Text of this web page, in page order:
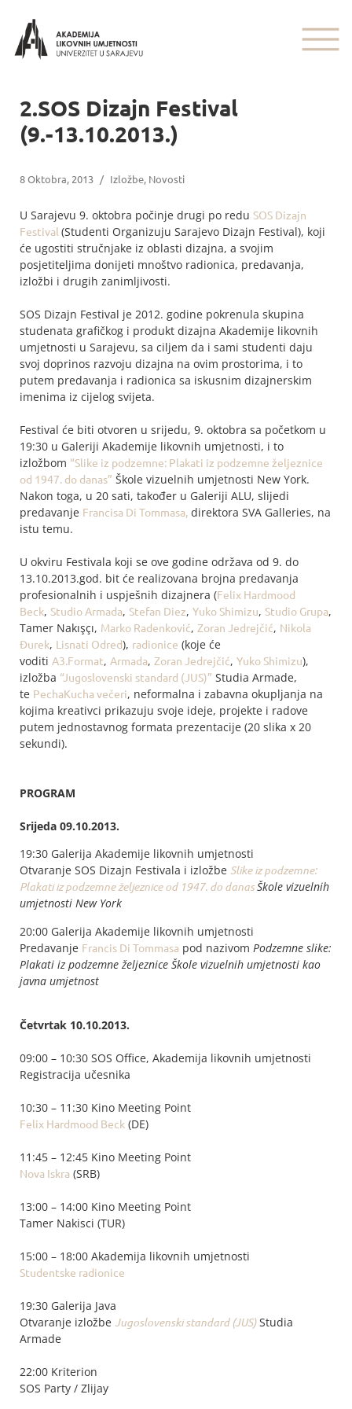
2.SOS Dizajn Festival
(9.-13.10.2013.)
8 Oktobra, 2013 / Izložbe, Novosti
U Sarajevu 9. oktobra počinje drugi po redu SOS Dizajn
Festival (Studenti Organizuju Sarajevo Dizajn Festival), koji
će ugostiti stručnjake iz oblasti dizajna, a svojim
posjetiteljima donijeti mnoštvo radionica, predavanja,
izložbi i drugih zanimljivosti.
SOS Dizajn Festival je 2012. godine pokrenula skupina
studenata grafičkog i produkt dizajna Akademije likovnih
umjetnosti u Sarajevu, sa ciljem da i sami studenti daju
svoj doprinos razvoju dizajna na ovim prostorima, i to
putem predavanja i radionica sa iskusnim dizajnerskim
imenima iz cijelog svijeta.
Festival će biti otvoren u srijedu, 9. oktobra sa početkom u
19:30 u Galeriji Akademije likovnih umjetnosti, i to
izložbom “Slike iz podzemne: Plakati iz podzemne željeznice
od 1947. do danas” Škole vizuelnih umjetnosti New York.
Nakon toga, u 20 sati, također u Galeriji ALU, slijedi
predavanje Francisa Di Tommasa, direktora SVA Galleries, na
istu temu.
U okviru Festivala koji se ove godine održava od 9. do
13.10.2013.god. bit će realizovana brojna predavanja
profesionalnih i uspješnih dizajnera (Felix Hardmood
Beck, Studio Armada, Stefan Diez, Yuko Shimizu, Studio Grupa,
Tamer Nakışçı, Marko Radenković, Zoran Jedrejčić, Nikola
Đurek, Lisnati Odred), radionice (koje će
voditi A3.Format, Armada, Zoran Jedrejčić, Yuko Shimizu),
izložba “Jugoslovenski standard (JUS)” Studia Armade,
te PechaKucha večeri, neformalna i zabavna okupljanja na
kojima kreativci prikazuju svoje ideje, projekte i radove
putem jednostavnog formata prezentacije (20 slika x 20
sekundi).
PROGRAM
Srijeda 09.10.2013.
19:30 Galerija Akademije likovnih umjetnosti
Otvaranje SOS Dizajn Festivala i izložbe Slike iz podzemne:
Plakati iz podzemne željeznice od 1947. do danasŠkole vizuelnih
umjetnosti New York
20:00 Galerija Akademije likovnih umjetnosti
Predavanje Francis Di Tommasa pod nazivom Podzemne slike:
Plakati iz podzemne željeznice Škole vizuelnih umjetnosti kao
javna umjetnost
Četvrtak 10.10.2013.
09:00 – 10:30 SOS Office, Akademija likovnih umjetnosti
Registracija učesnika
10:30 – 11:30 Kino Meeting Point
Felix Hardmood Beck (DE)
11:45 – 12:45 Kino Meeting Point
Nova Iskra (SRB)
13:00 – 14:00 Kino Meeting Point
Tamer Nakisci (TUR)
15:00 – 18:00 Akademija likovnih umjetnosti
Studentske radionice
19:30 Galerija Java
Otvaranje izložbe Jugoslovenski standard (JUS)Studia
Armade
22:00 Kriterion
SOS Party / Zlijay